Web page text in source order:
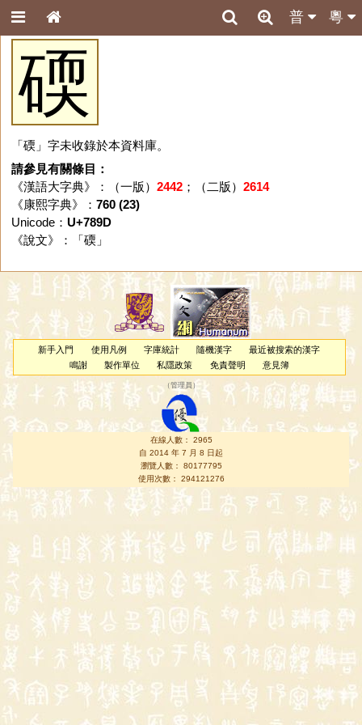
粵
普
碝
「碝」字未收錄於本資料庫。
請參見有關條目：
《漢語大字典》：（一版） 2442；（二版） 2614
《康熙字典》： 760 (23)
Unicode： U+789D
《說文》：「 碝 」
新手入門 使用凡例 字庫統計 隨機漢字
最近被搜索的漢字
鳴謝
製作單位 私隱政策 免責聲明 意見簿
（管理員 ）
在線人數： 2965
自 2014 年 7 月 8 日起
瀏覽人數： 80177795
使用次數： 294121276